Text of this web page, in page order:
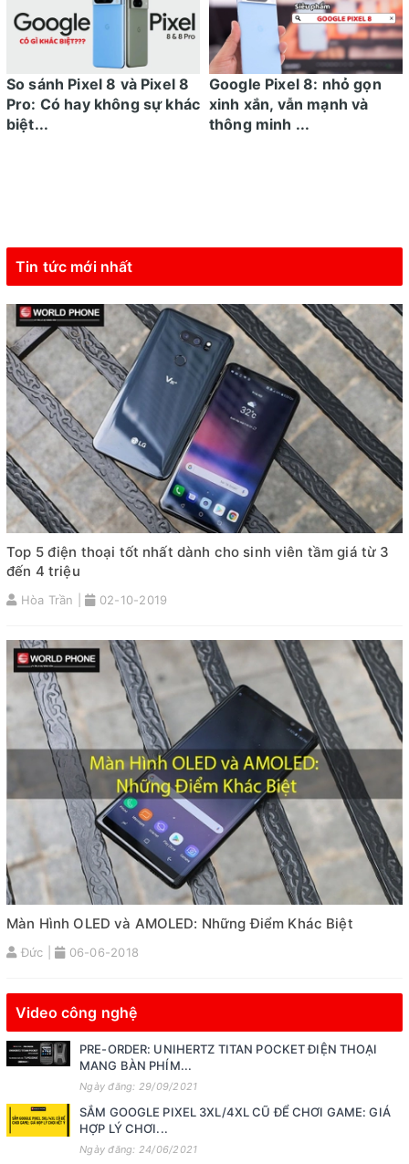
So sánh Pixel 8 và Pixel 8
Pro: Có hay không sự khác
biệt...
Google Pixel 8: nhỏ gọn
xinh xắn, vẫn mạnh và
thông minh ...
Tin tức mới nhất
Top 5 điện thoại tốt nhất dành cho sinh viên tầm giá từ 3
đến 4 triệu
Hòa Trần | 02-10-2019
Màn Hình OLED và AMOLED: Những Điểm Khác Biệt
Đức | 06-06-2018
Video công nghệ
PRE-ORDER: UNIHERTZ TITAN POCKET ĐIỆN THOẠI
MANG BÀN PHÍM...
Ngày đăng: 29/09/2021
SẮM GOOGLE PIXEL 3XL/4XL CŨ ĐỂ CHƠI GAME: GIÁ
HỢP LÝ CHƠI...
Ngày đăng: 24/06/2021